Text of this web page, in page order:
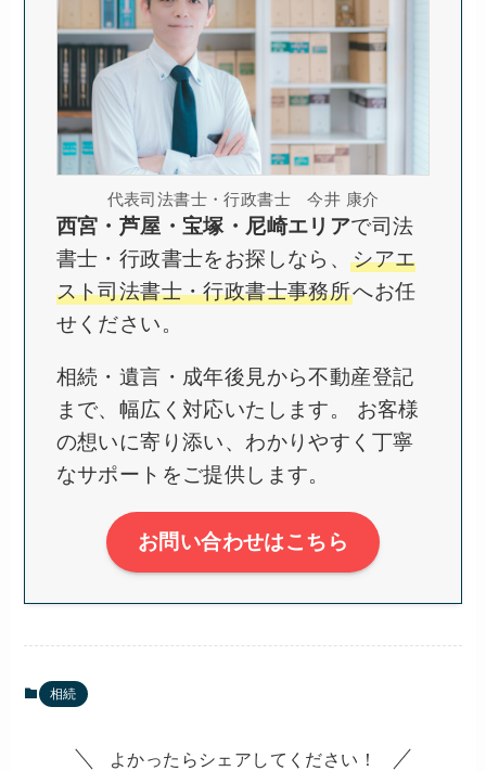
代表司法書士・行政書士 今井 康介
西宮・芦屋・宝塚・尼崎エリアで司法
書士・行政書士をお探しなら、シアエ
スト司法書士・行政書士事務所へお任
せください。
相続・遺言・成年後見から不動産登記
まで、幅広く対応いたします。 お客様
の想いに寄り添い、わかりやすく丁寧
なサポートをご提供します。
お問い合わせはこちら
相続
よかったらシェアしてください！